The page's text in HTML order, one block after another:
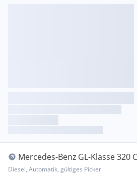
Mercedes-Benz GL-Klasse 320
Diesel, Automatik, gültiges Pickerl